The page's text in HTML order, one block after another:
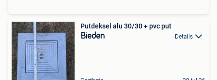
Putdeksel alu 30/30 + pvc put
Bieden Details